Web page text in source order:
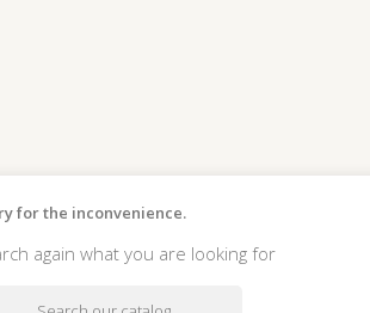
for the inconvenience.
again what you are looking for